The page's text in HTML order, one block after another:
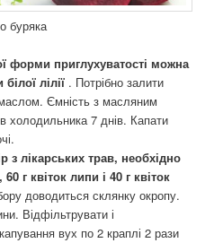
буряка
форми приглухуватості можна
лілії . Потрібно залити
Ємність з масляним
холодильника 7 днів. Капати
з лікарських трав, необхідно
г квіток липи і 40 г квіток
доводиться склянку окропу.
Відфільтрувати і
вух по 2 краплі 2 рази